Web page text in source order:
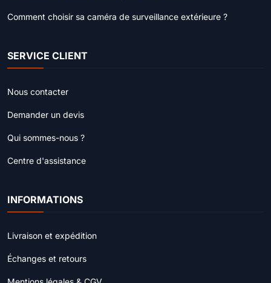
Comment choisir sa caméra de surveillance extérieure ?
SERVICE CLIENT
Nous contacter
Demander un devis
Qui sommes-nous ?
Centre d'assistance
INFORMATIONS
Livraison et expédition
Échanges et retours